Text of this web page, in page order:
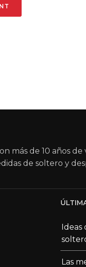
más de 10 años
de soltero y
Ideas
Las